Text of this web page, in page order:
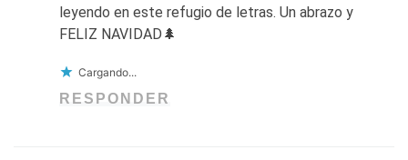
leyendo en este refugio de letras. Un abrazo y
FELIZ NAVIDAD🌲
Cargando...
RESPONDER